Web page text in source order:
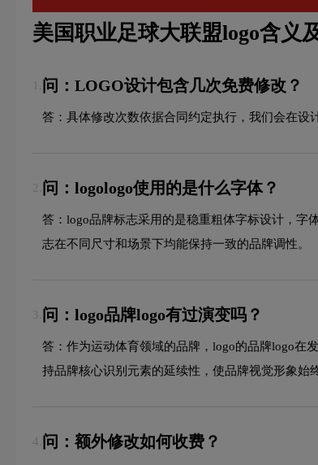
美国职业足球大联盟logo含义
问：LOGO设计包含几次免费修改？
答：具体修改次数依据合同约定执行，我们会在设
2. 问：logologo使用的是什么字体？
答：logo品牌标志采用的是稳重粗体字标设计，字
志在不同尺寸和场景下均能保持一致的品牌调性。
3. 问：logo品牌logo有过演变吗？
答：作为运动体育领域的品牌，logo的品牌logo在
持品牌核心识别元素的延续性，使品牌视觉形象始
4. 问：额外修改如何收费？